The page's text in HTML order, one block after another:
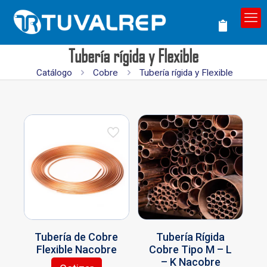
Tubería rígida y Flexible
Catálogo Cobre Tubería rígida y Flexible
Tubería de Cobre
Flexible Nacobre
Tubería Rígida
Cobre Tipo M – L
– K Nacobre